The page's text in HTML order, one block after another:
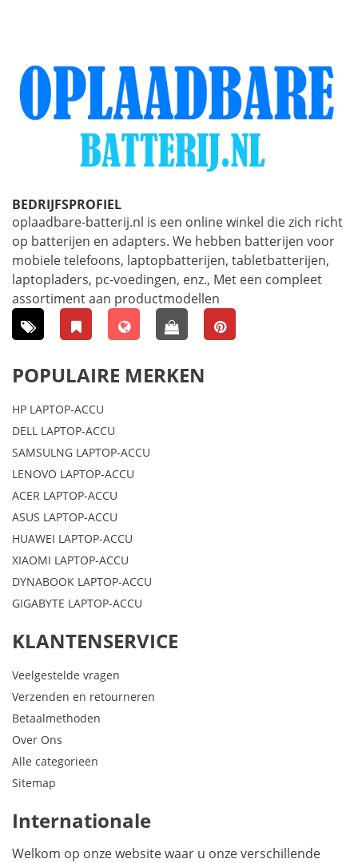
BEDRIJFSPROFIEL
oplaadbare-batterij.nl is een online winkel die zich richt
op batterijen en adapters. We hebben batterijen voor
mobiele telefoons, laptopbatterijen, tabletbatterijen,
laptopladers, pc-voedingen, enz., Met een compleet
assortiment aan productmodellen
POPULAIRE MERKEN
HP LAPTOP-ACCU
DELL LAPTOP-ACCU
SAMSULNG LAPTOP-ACCU
LENOVO LAPTOP-ACCU
ACER LAPTOP-ACCU
ASUS LAPTOP-ACCU
HUAWEI LAPTOP-ACCU
XIAOMI LAPTOP-ACCU
DYNABOOK LAPTOP-ACCU
GIGABYTE LAPTOP-ACCU
KLANTENSERVICE
Veelgestelde vragen
Verzenden en retourneren
Betaalmethoden
Over Ons
Alle categorieën
Sitemap
Internationale
Welkom op onze website waar u onze verschillende